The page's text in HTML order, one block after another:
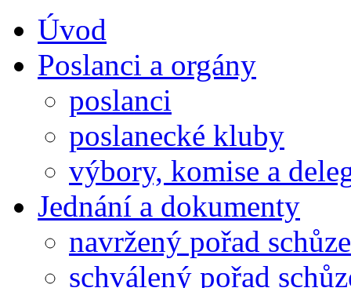
Úvod
Poslanci a orgány
poslanci
poslanecké kluby
výbory, komise a
Jednání a dokumenty
navržený pořad schůze
schválený pořad